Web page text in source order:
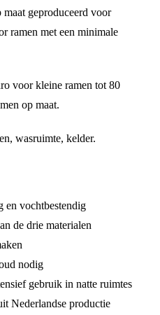
geproduceerd voor
ramen met een minimale
voor kleine ramen tot 80
op maat.
wasruimte, kelder.
en vochtbestendig
de drie materialen
nodig
gebruik in natte ruimtes
Nederlandse productie